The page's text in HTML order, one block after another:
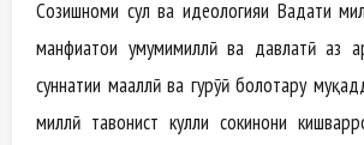
Созишноми сулҳ ва идеологияи Ваҳдати
манфиатҳои умумимиллӣ ва давлатӣ аз
суннатии маҳаллӣ ва гурӯҳӣ болотару
миллӣ тавонист кулли сокинони